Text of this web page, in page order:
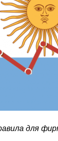
для